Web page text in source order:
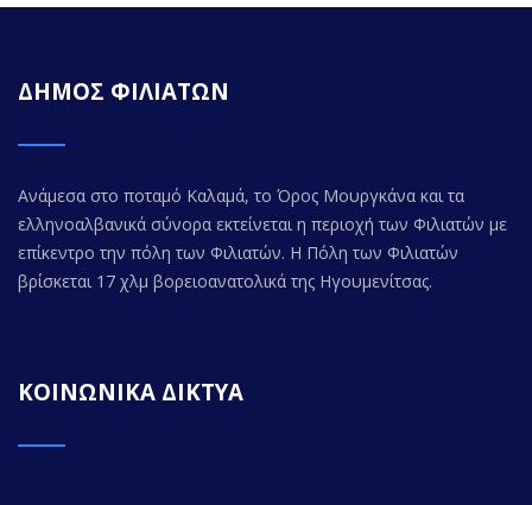
ΔΗΜΟΣ ΦΙΛΙΑΤΩΝ
Ανάμεσα στο ποταμό Καλαμά, το Όρος Μουργκάνα και τα
ελληνοαλβανικά σύνορα εκτείνεται η περιοχή των Φιλιατών με
επίκεντρο την πόλη των Φιλιατών. Η Πόλη των Φιλιατών
βρίσκεται 17 χλμ βορειοανατολικά της Ηγουμενίτσας.
ΚΟΙΝΩΝΙΚΑ ΔΙΚΤΥΑ